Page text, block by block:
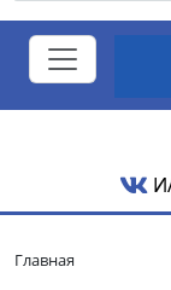
Главная